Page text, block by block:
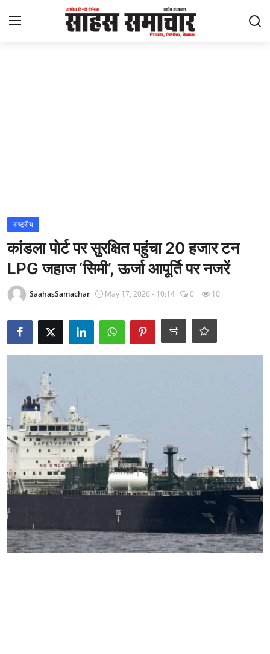
राज्य
अंतराष्ट्रीय
Epaper
लाइफस्टाइल
टेक
राष्ट्रीय
कांडला पोर्ट पर सुरक्षित पहुंचा 20 हजार टन
LPG जहाज ‘सिमी’, ऊर्जा आपूर्ति पर नजरें
SaahasSamachar May 17, 2026 - 10:14 0 10